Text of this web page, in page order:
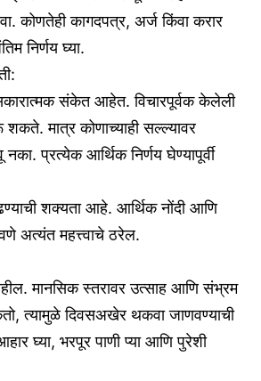
कोणतेही कागदपत्र, अर्ज किंवा करार
निर्णय घ्या.
संकेत आहेत. विचारपूर्वक केलेली
मात्र कोणाच्याही सल्ल्यावर
प्रत्येक आर्थिक निर्णय घेण्यापूर्वी
शक्यता आहे. आर्थिक नोंदी आणि
अत्यंत महत्त्वाचे ठरेल.
मानसिक स्तरावर उत्साह आणि संभ्रम
त्यामुळे दिवसअखेर थकवा जाणवण्याची
घ्या, भरपूर पाणी प्या आणि पुरेशी